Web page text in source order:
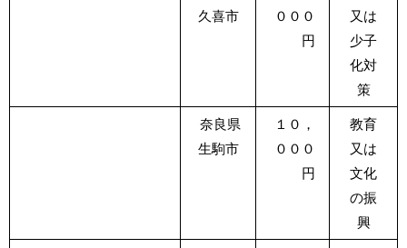
久喜市
０００
円
又は
少子
化対
策
奈良県
生駒市
１０，
０００
円
教育
又は
文化
の振
興